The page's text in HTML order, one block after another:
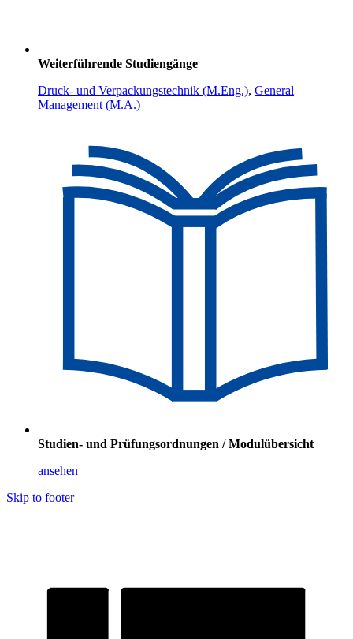
Weiterführende Studiengänge
Druck- und Verpackungstechnik (M.Eng.), General
Management (M.A.)
Studien- und Prüfungsordnungen / Modulübersicht
ansehen
Skip to footer